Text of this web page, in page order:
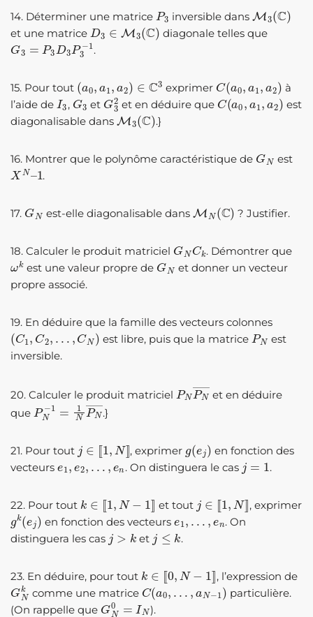
14. Déterminer une matrice
P
inversible dans
M 3 (C)
et une matrice
D M 3 C)
diagonale telles que
G 3D3 P3 −1
.
15. Pour tout
( 2) C3
exprimer
C(a 2)
à
l’aide de
I3
,
G3
et
G3 2
et en déduire que
C(a0 a1, a2)
est
diagonalisable dans
M 3 (C)
.}
16. Montrer que le polynôme caractéristique de
G
est
XN– 1
.
17.
G
est-elle diagonalisable dans
M N (C)
? Justifier.
18. Calculer le produit matriciel
G C
. Démontrer que
ωk
est une valeur propre de
G
et donner un vecteur
propre associé.
19. En déduire que la famille des vecteurs colonnes
( C1 C2 )
est libre, puis que la matrice
PN
est
inversible.
20. Calculer le produit matriciel
P NPN
et en déduire
que
PN− NPN
.}
21. Pour tout
∈ [1, N]]
, exprimer
g( j)
en fonction des
vecteurs
e1,e2 ,… ,en
. On distinguera le cas
j=1
.
22. Pour tout
k [1 N−
et tout
j∈ [1, N]]
, exprimer
gk( ej)
en fonction des vecteurs
e1,…, en
. On
distinguera les cas
j>k
et
j≤k
.
23. En déduire, pour tout
k [0 N− ]
, l’expression de
GNk
comme une matrice
C(a 0,…, a −1)
particulière.
(On rappelle que
GN0=IN
).